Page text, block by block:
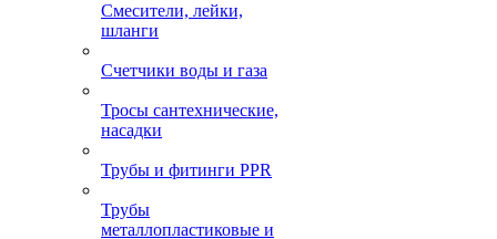
Смесители, лейки,
шланги
Счетчики воды и газа
Тросы сантехнические,
насадки
Трубы и фитинги PPR
Трубы
металлопластиковые и